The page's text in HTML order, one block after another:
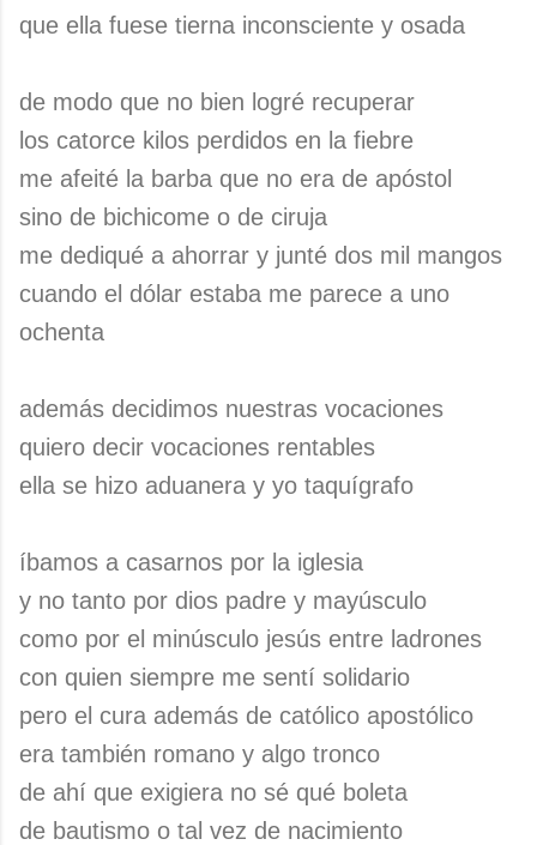
que ella fuese tierna inconsciente y osada
de modo que no bien logré recuperar
los catorce kilos perdidos en la fiebre
me afeité la barba que no era de apóstol
sino de bichicome o de ciruja
me dediqué a ahorrar y junté dos mil mangos
cuando el dólar estaba me parece a uno
ochenta
además decidimos nuestras vocaciones
quiero decir vocaciones rentables
ella se hizo aduanera y yo taquígrafo
íbamos a casarnos por la iglesia
y no tanto por dios padre y mayúsculo
como por el minúsculo jesús entre ladrones
con quien siempre me sentí solidario
pero el cura además de católico apostólico
era también romano y algo tronco
de ahí que exigiera no sé qué boleta
de bautismo o tal vez de nacimiento